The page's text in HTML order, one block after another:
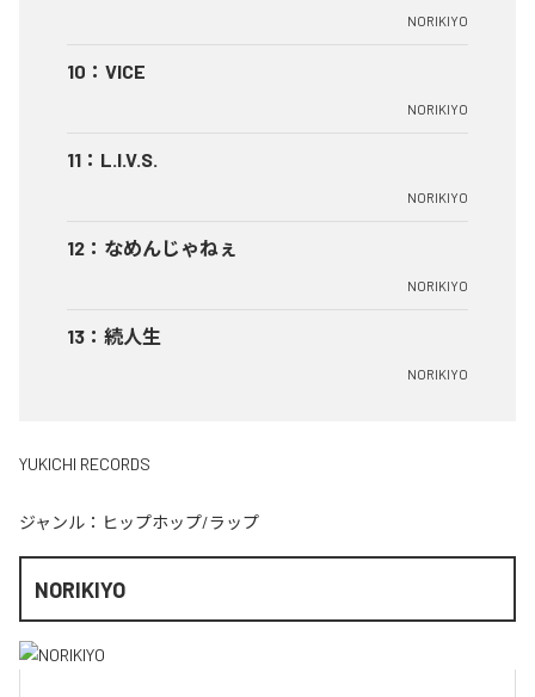
NORIKIYO
10 ： VICE
NORIKIYO
11 ： L.I.V.S.
NORIKIYO
12 ： なめんじゃねぇ
NORIKIYO
13 ： 続人生
NORIKIYO
YUKICHI RECORDS
ジャンル： ヒップホップ/ラップ
NORIKIYO